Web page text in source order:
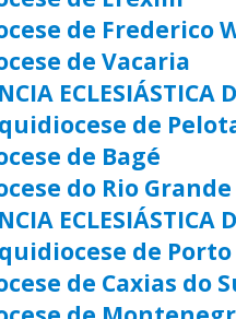
de Frederico
de Vacaria
ECLESIÁSTICA
de
de Bagé
do Rio Grande
ECLESIÁSTICA
de
de Caxias do